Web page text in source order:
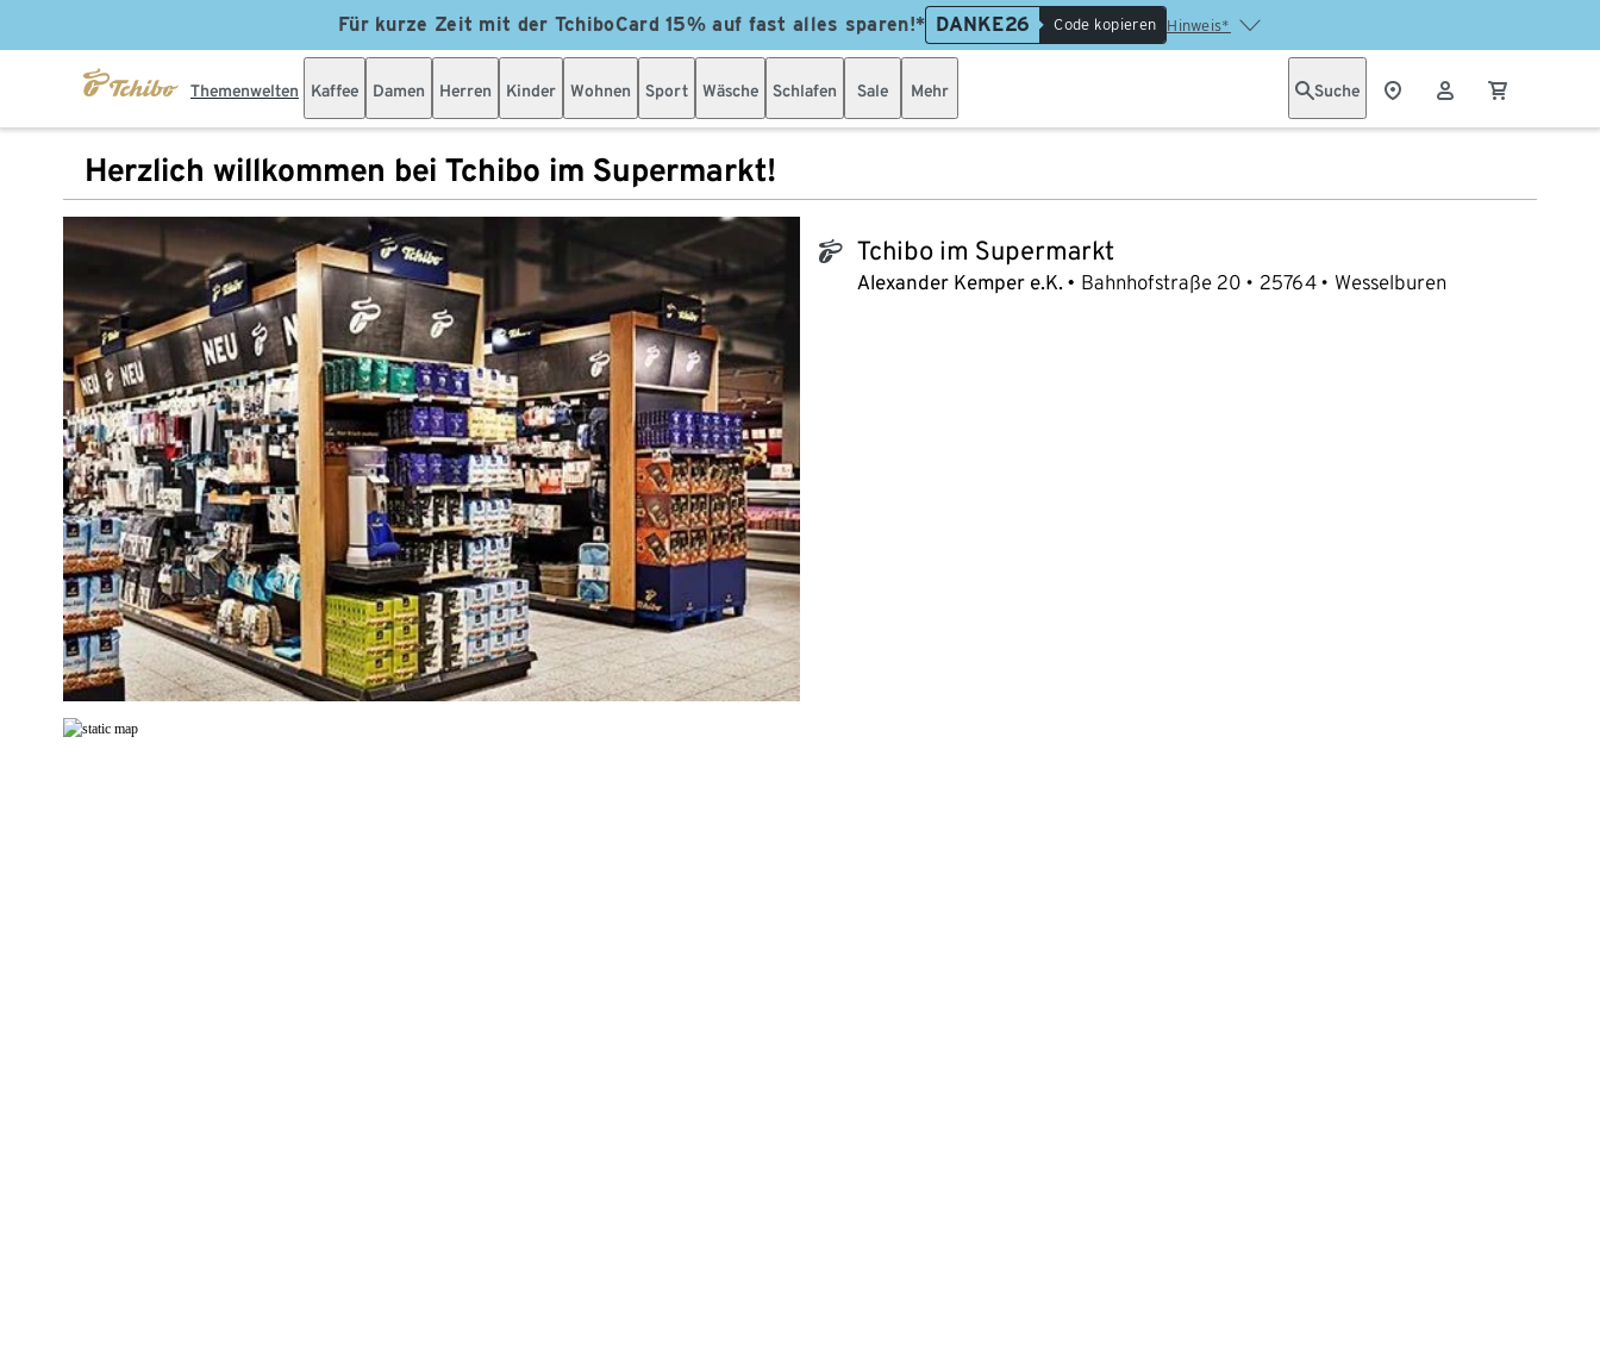
Für kurze Zeit mit der TchiboCard 15% auf fast alles sparen!* DANKE26 Code kopieren Hinweis*
Themenwelten Kaffee Damen Herren Kinder Wohnen Sport Wäsche Schlafen Sale Mehr Suche
Herzlich willkommen bei Tchibo im Supermarkt!
tchibo_logo Tchibo im Supermarkt
Alexander Kemper e.K. Bahnhofstraße 20 25764 Wesselburen